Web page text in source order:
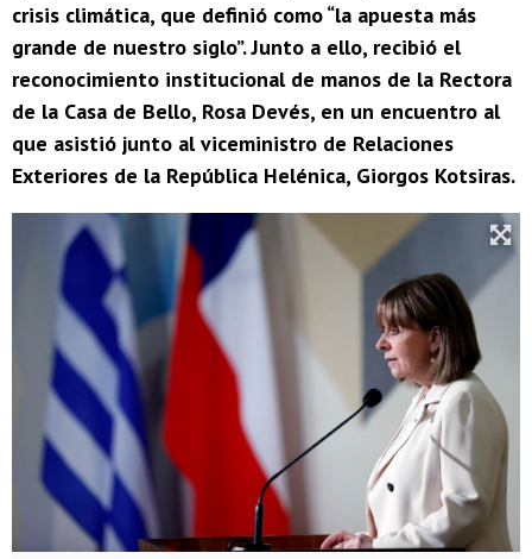
crisis climática, que definió como “la apuesta más
grande de nuestro siglo”. Junto a ello, recibió el
reconocimiento institucional de manos de la Rectora
de la Casa de Bello, Rosa Devés, en un encuentro al
que asistió junto al viceministro de Relaciones
Exteriores de la República Helénica, Giorgos Kotsiras.